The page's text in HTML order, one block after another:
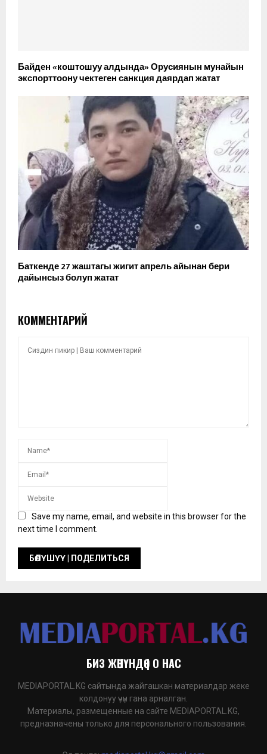
Байден «коштошуу алдында» Орусиянын мунайын
экспорттоону чектеген санкция даярдап жатат
Баткенде 27 жаштагы жигит апрель айынан бери
дайынсыз болуп жатат
КОММЕНТАРИЙ
Save my name, email, and website in this browser for the
next time I comment.
БИЗ ЖӨНҮНДӨ | О НАС
MEDIAPORTAL.KG сайтында жайгашкан материалдар жеке
колдонуу үчүн гана арналган.
Материалы, размещенные на сайте MEDIAPORTAL.KG,
предназначены только для персонального пользования.